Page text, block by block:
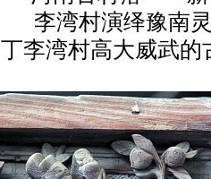
丁李湾村高大威武的